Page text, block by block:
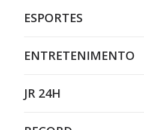
ESPORTES
ENTRETENIMENTO
JR 24H